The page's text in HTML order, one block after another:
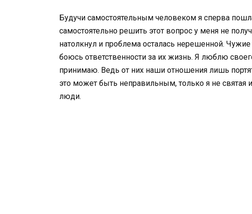
Будучи самостоятельным человеком я сперва
самостоятельно решить этот вопрос у меня не
натолкнул и проблема осталась нерешенной.
боюсь ответственности за их жизнь. Я люблю
принимаю. Ведь от них наши отношения лишь
это может быть неправильным, только я не святая
люди.